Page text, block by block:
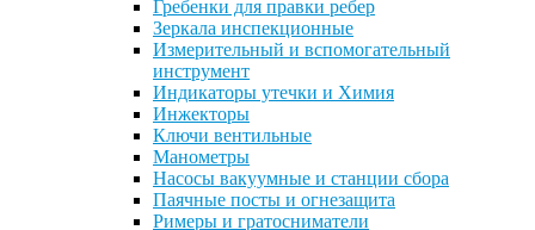
Гребенки для правки ребер
Зеркала инспекционные
Измерительный и вспомогательный
инструмент
Индикаторы утечки и Химия
Инжекторы
Ключи вентильные
Манометры
Насосы вакуумные и станции сбора
Паячные посты и огнезащита
Римеры и гратосниматели